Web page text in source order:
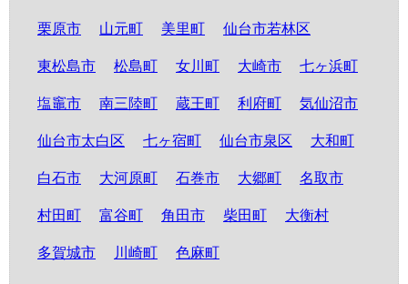
栗原市 山元町 美里町 仙台市若林区
東松島市 松島町 女川町 大崎市 七ヶ浜町
塩竈市 南三陸町 蔵王町 利府町 気仙沼市
仙台市太白区 七ヶ宿町 仙台市泉区 大和町
白石市 大河原町 石巻市 大郷町 名取市
村田町 富谷町 角田市 柴田町 大衡村
多賀城市 川崎町 色麻町